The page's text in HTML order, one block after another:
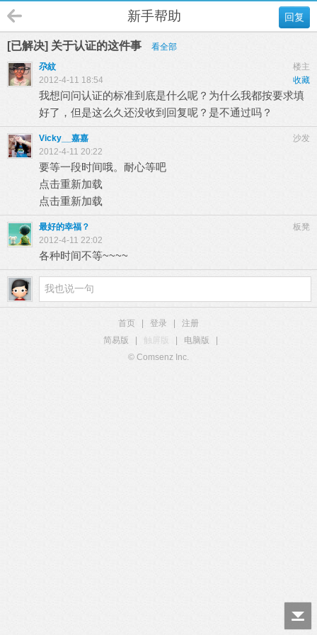
回复
新手帮助
[已解决] 关于认证的这件事
看全部
楼主
尕紋
收藏
2012-4-11 18:54
我想问问认证的标准到底是什么呢？为什么我都按要求填
好了，但是这么久还没收到回复呢？是不通过吗？
沙发
Vicky__嘉嘉
2012-4-11 20:22
要等一段时间哦。耐心等吧
点击重新加载
点击重新加载
板凳
最好的幸福？
2012-4-11 22:02
各种时间不等~~~~
首页 登录
注册
简易版
触屏版 电脑版
© Comsenz Inc.